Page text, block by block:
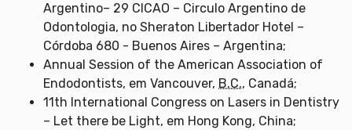
Argentino– 29 CICAO – Circulo Argentino de
Odontologia, no Sheraton Libertador Hotel –
Córdoba 680 - Buenos Aires – Argentina;
Annual Session of the American Association of
Endodontists, em Vancouver, B.C., Canadá;
11th International Congress on Lasers in Dentistry
– Let there be Light, em Hong Kong, China;